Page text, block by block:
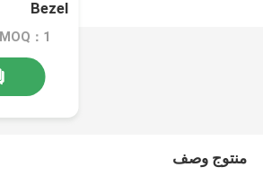
Bezel
MOQ：1
منتوج وصف